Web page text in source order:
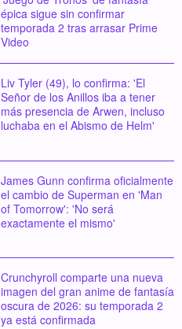
épica sigue sin confirmar
temporada 2 tras arrasar Prime
Video
Liv Tyler (49), lo confirma: 'El
Señor de los Anillos iba a tener
más presencia de Arwen, incluso
luchaba en el Abismo de Helm'
James Gunn confirma oficialmente
el cambio de Superman en 'Man
of Tomorrow': 'No será
exactamente el mismo'
Crunchyroll comparte una nueva
imagen del gran anime de fantasía
oscura de 2026: su temporada 2
ya está confirmada